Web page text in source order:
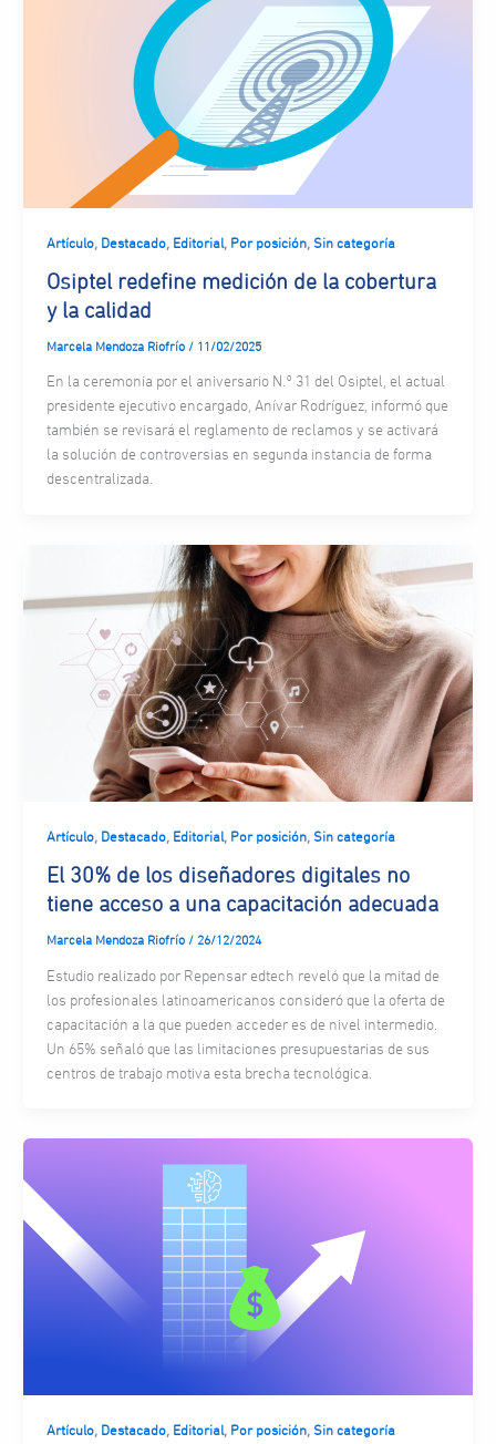
Artículo, Destacado, Editorial, Por posición, Sin categoría
Osiptel redefine medición de la cobertura
y la calidad
Marcela Mendoza Riofrío / 11/02/2025
En la ceremonia por el aniversario N.° 31 del Osiptel, el actual
presidente ejecutivo encargado, Anívar Rodríguez, informó que
también se revisará el reglamento de reclamos y se activará
la solución de controversias en segunda instancia de forma
descentralizada.
Artículo, Destacado, Editorial, Por posición, Sin categoría
El 30% de los diseñadores digitales no
tiene acceso a una capacitación adecuada
Marcela Mendoza Riofrío / 26/12/2024
Estudio realizado por Repensar edtech reveló que la mitad de
los profesionales latinoamericanos consideró que la oferta de
capacitación a la que pueden acceder es de nivel intermedio.
Un 65% señaló que las limitaciones presupuestarias de sus
centros de trabajo motiva esta brecha tecnológica.
Artículo, Destacado, Editorial, Por posición, Sin categoría